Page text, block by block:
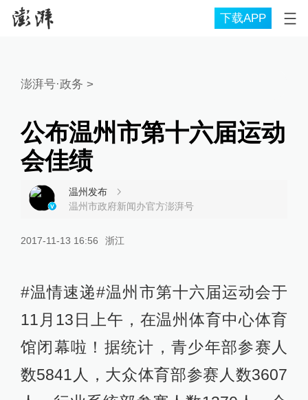
下载APP
澎湃号·政务 >
公布温州市第十六届运动
会佳绩
温州发布
温州市政府新闻办官方澎湃号
2017-11-13 16:56 浙江
#温情速递#温州市第十六届运动会于
11月13日上午，在温州体育中心体育
馆闭幕啦！据统计，青少年部参赛人
数5841人，大众体育部参赛人数3607